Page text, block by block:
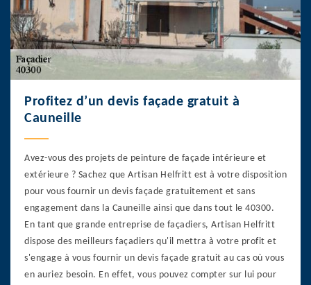
Profitez d’un devis façade gratuit à
Cauneille
Avez-vous des projets de peinture de façade intérieure et
extérieure ? Sachez que Artisan Helfritt est à votre disposition
pour vous fournir un devis façade gratuitement et sans
engagement dans la Cauneille ainsi que dans tout le 40300.
En tant que grande entreprise de façadiers, Artisan Helfritt
dispose des meilleurs façadiers qu'il mettra à votre profit et
s'engage à vous fournir un devis façade gratuit au cas où vous
en auriez besoin. En effet, vous pouvez compter sur lui pour